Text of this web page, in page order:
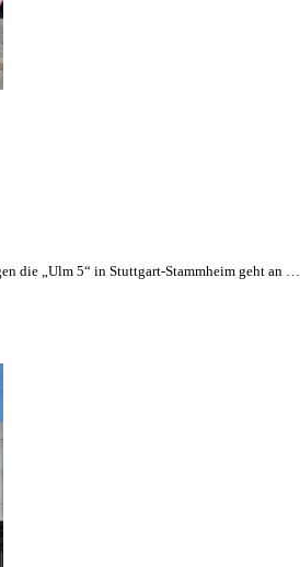
die „Ulm 5“ in Stuttgart-Stammheim geht an …